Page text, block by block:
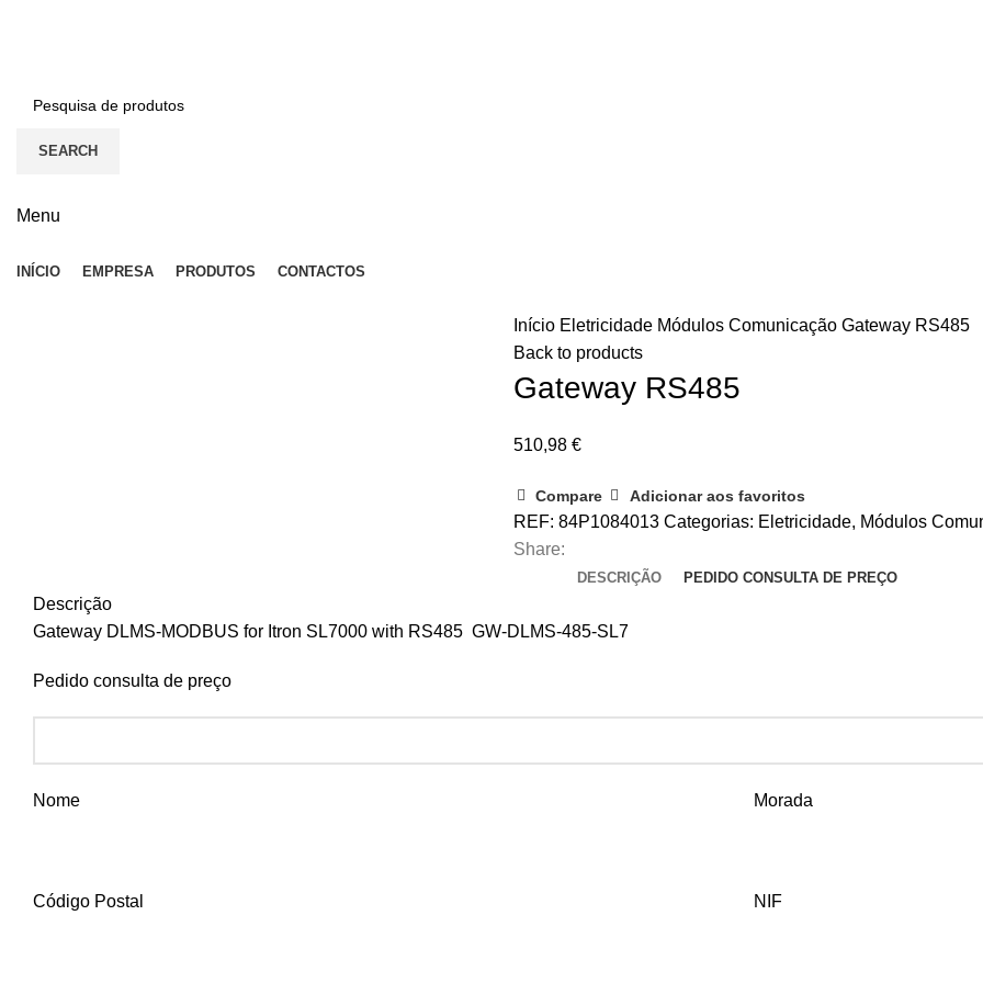
SEARCH
Menu
INÍCIO EMPRESA PRODUTOS
CONTACTOS
Início Eletricidade Módulos Comunicação Gateway RS485
Back to products
Gateway RS485
510,98 €
Compare Adicionar aos favoritos
REF: 84P1084013 Categorias: Eletricidade, Módulos
Share:
DESCRIÇÃO PEDIDO CONSULTA DE PREÇO
Descrição
Gateway DLMS-MODBUS for Itron SL7000 with RS485 GW-DLMS-485-SL7
Pedido consulta de preço
Nome Morada
Código Postal NIF